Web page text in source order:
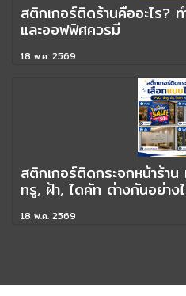
สติกเกอร์ติดร้านคืออะไร?
และออฟฟิศควรมี
18 พ.ค. 2569
สติกเกอร์ติดกระจกหน้าร้า
ทรู, ฝ้า, ไดคัท ต่างกันอย่าง
18 พ.ค. 2569